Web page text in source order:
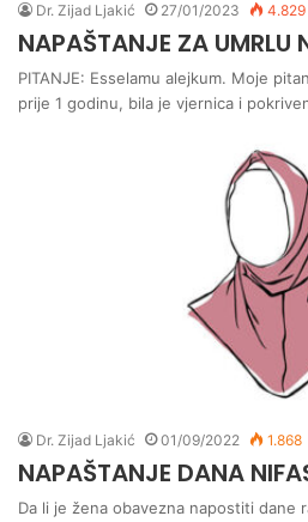
Dr. Zijad Ljakić 27/01/2023 4.829
NAPAŠTANJE ZA UMRLU
PITANJE: Esselamu alejkum. Moje
prije 1 godinu, bila je vjernica i
Dr. Zijad Ljakić 01/09/2022 1.868
NAPAŠTANJE DANA
Da li je žena obavezna napostiti dane